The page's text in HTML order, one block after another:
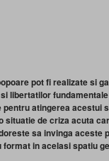
pot fi realizate si
libertatilor
atingerea acestui
de criza acuta
sa invinga aceste
in acelasi spatiu